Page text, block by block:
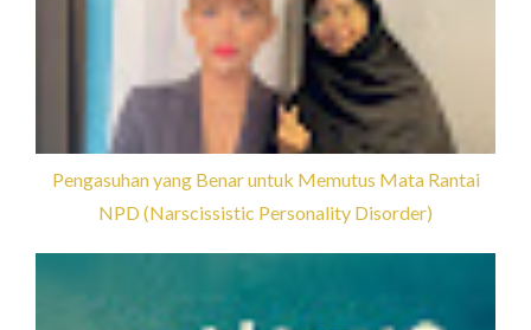
Pengasuhan yang Benar untuk Memutus Mata Rantai
NPD (Narscissistic Personality Disorder)